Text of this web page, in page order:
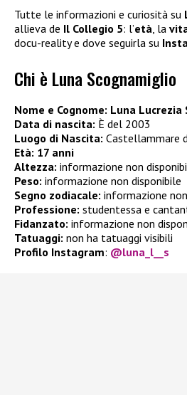
Tutte le informazioni e curiosità su
allieva de Il Collegio 5: l’età , la
docu-reality e dove seguirla su
Chi è Luna Scognamiglio
Nome e Cognome: Luna Lucrezia
Data di nascita: È del 2003
Luogo di Nascita: Castellammare
Età: 17 anni
Altezza: informazione non
Peso: informazione non disponibile
Segno zodiacale: informazione
Professione: studentessa e
Fidanzato: informazione non
Tatuaggi: non ha tatuaggi visibili
Profilo Instagram: @luna_l__s